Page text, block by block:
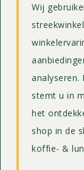
Wij
analyseren.
stemt u in
het
shop in de
koffie- &
Zondag
Home
Streekwinkel
Menukaart
Theeschenkerij
Webshop
Contact